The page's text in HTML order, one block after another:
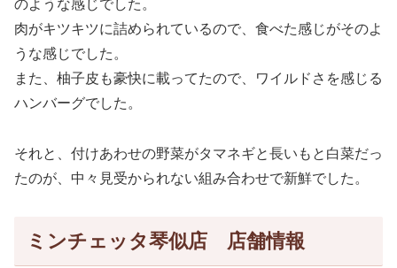
のような感じでした。
肉がキツキツに詰められているので、食べた感じがそのよ
うな感じでした。
また、柚子皮も豪快に載ってたので、ワイルドさを感じる
ハンバーグでした。
それと、付けあわせの野菜がタマネギと長いもと白菜だっ
たのが、中々見受かられない組み合わせで新鮮でした。
ミンチェッタ琴似店 店舗情報